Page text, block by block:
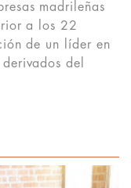
madrileñas
a los 22
de un líder en
del